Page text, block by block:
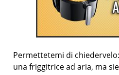
Permettetemi di
una friggitrice ad aria, ma